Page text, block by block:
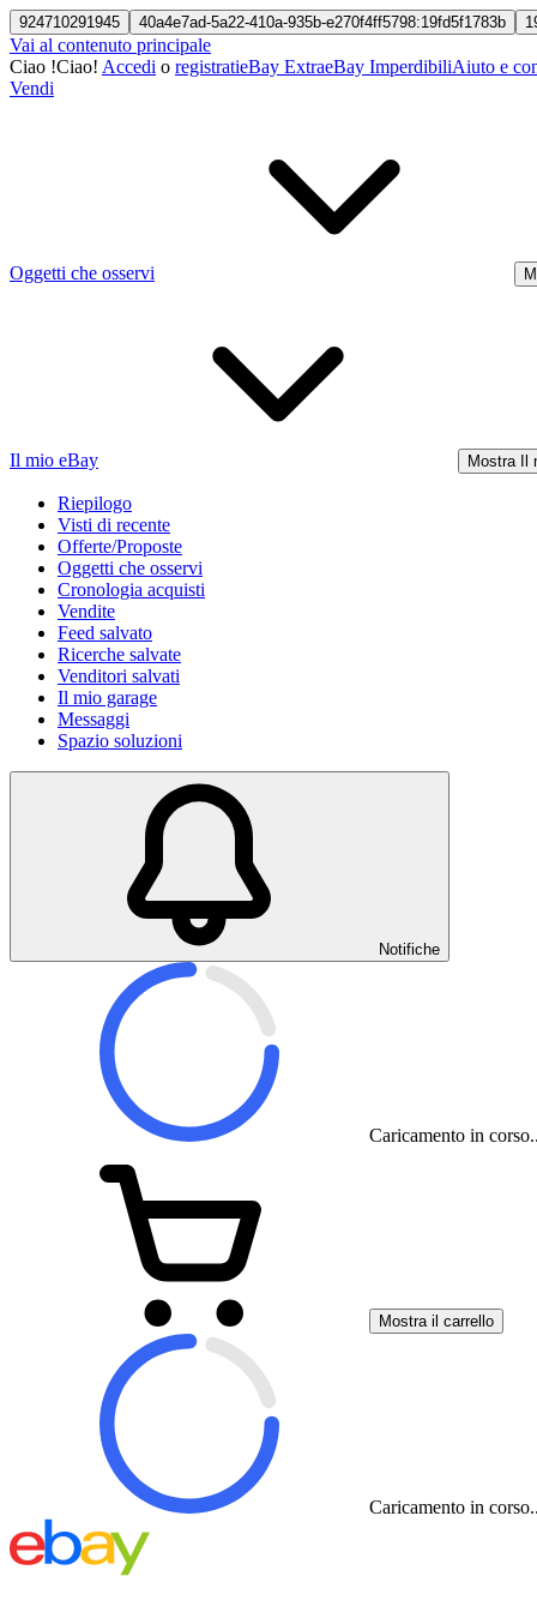
924710291945 40a4e7ad-5a22-410a-935b-e270f4ff5798:19fd5f1783b
Vai al contenuto principale
Ciao !Ciao! Accedi o registratieBay ExtraeBay ImperdibiliAiuto e
Vendi
Oggetti che osservi
Il mio eBay Mostra Il
Riepilogo
Visti di recente
Offerte/Proposte
Oggetti che osservi
Cronologia acquisti
Vendite
Feed salvato
Ricerche salvate
Venditori salvati
Il mio garage
Messaggi
Spazio soluzioni
Notifiche
Caricamento in
Mostra il carrello
Caricamento in